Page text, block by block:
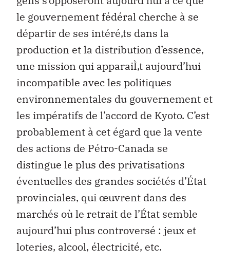
le gouvernement fédéral cherche à se
départir de ses intéré‚ts dans la
production et la distribution d’essence,
une mission qui apparaiÌ‚t aujourd’hui
incompatible avec les politiques
environnementales du gouvernement et
les impératifs de l’accord de Kyoto. C’est
probablement à cet égard que la vente
des actions de Pétro-Canada se
distingue le plus des privatisations
éventuelles des grandes sociétés d’État
provinciales, qui œuvrent dans des
marchés où le retrait de l’État semble
aujourd’hui plus controversé : jeux et
loteries, alcool, électricité, etc.